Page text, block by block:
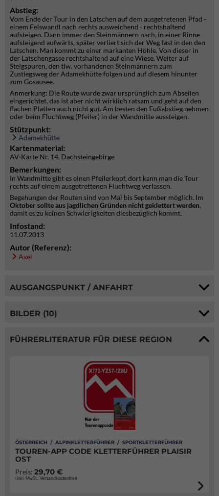
Abstieg:
Vom Ende der Tour in den Latschen auf dem ausgetretenen Pfad -
einem Felswandl nach rechts ausweichend - rechtshaltend
aufsteigen. Dann immer den Steinmännern nach, in einer Rinne
aufsteigend aufwärts, später verliert sich der Weg fast in den den
Latschen. Man kommt zu einer markanten Höhle. Von dieser in
der Latschengasse rechtshaltend auf eine Wiese. Weiter auf
Steigspuren, den tlw. vorhandenen Steinmännern zum
Zustiegsweg der Adamekhütte folgen und auf diesem hinunter
zum Gosausee.
Anmerkung: Die Route wurde zwar ursprünglich zum Abseilen
eingerichtet, das ist aber nicht wirklich ratsam und geht auf den
flachen Platten auch nicht gut. Am besten den Fußabstieg nehmen
oder beim Fluchtweg (Pfeiler) in der Wandmitte aussteigen.
Stützpunkt:
Adamekhütte
Kartenmaterial:
AV-Karte Nr. 14, Dachsteingebirge
Bemerkungen:
In Wandmitte gibt es einen Pfeilerkopf, dort kann man die Tour
rechts auf einem ausgetrettenen Fluchtweg verlassen.
Begehungen der Routen sind von Mai bis September möglich. Im
Oktober sollte aus jagdlichen Gründen nicht geklettert werden,
damit es zu keinen Schwierigkeiten diesbezüglich kommt.
Infostand:
11.07.2013
Autor (Referenz):
Axel
AUSGANGSPUNKT / ANFAHRT
BILDER (10)
FÜHRERLITERATUR FÜR DIESE REGION
ÖSTERREICH / ALPINKLETTERFÜHRER / SPORTKLETTERFÜHRER
TOUREN-APP CODE KLETTERFÜHRER PLAISIR
OST
Preis: 29,70 €
(inkl. MwSt., Versandkostenfrei)